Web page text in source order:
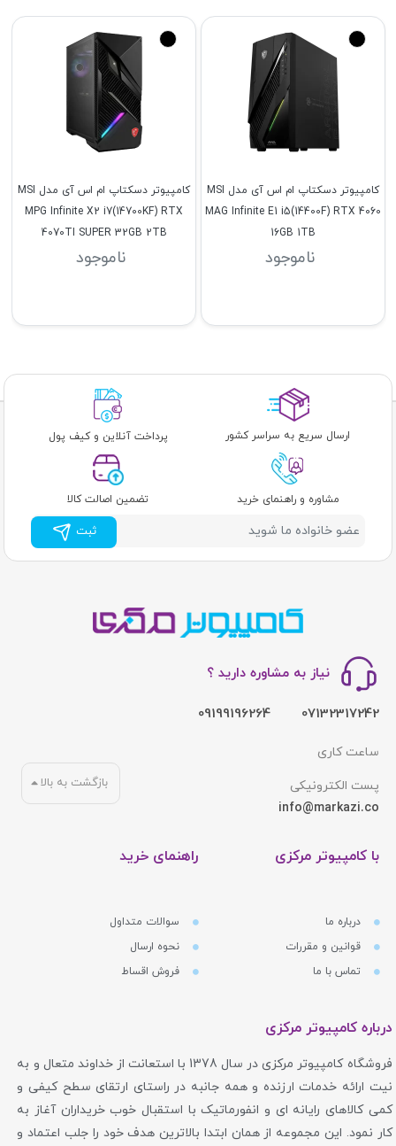
کامپیوتر دسکتاپ ام اس آی مدل MSI
MPG Infinite X2 i7(14700KF) RTX
4070TI SUPER 32GB 2TB
ناموجود
کامپیوتر دسکتاپ ام اس آی مدل MSI
MAG Infinite E1 i5(14400F) RTX 4060
16GB 1TB
ناموجود
ارسال سریع به سراسر کشور پرداخت آنلاین و کیف پول
مشاوره و راهنمای خرید تضمین اصالت کالا
ثبت
نیاز به مشاوره دارید ؟
07132317242
09199196264
ساعت کاری
پست الکترونیکی
info@markazi.co
با کامپیوتر مرکزی
درباره ما
قوانین و مقررات
تماس با ما
راهنمای خرید
سوالات متداول
نحوه ارسال
فروش اقساط
بازگشت به بالا
درباره کامپیوتر مرکزی
فروشگاه کامپیوتر مرکزی در سال 1378 با استعانت از خداوند متعال و به
نیت ارائه خدمات ارزنده و همه جانبه در راستای ارتقای سطح کیفی و
کمی کالاهای رایانه ای و انفورماتیک با استقبال خوب خریداران آغاز به
کار نمود. این مجموعه از همان ابتدا بالاترین هدف خود را جلب اعتماد و